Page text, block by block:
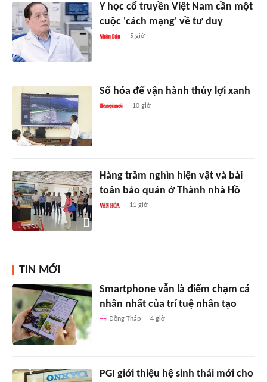
Y học cổ truyền Việt Nam cần một
cuộc 'cách mạng' về tư duy
5 giờ
Số hóa để vận hành thủy lợi xanh
10 giờ
Hàng trăm nghìn hiện vật và bài
toán bảo quản ở Thành nhà Hồ
11 giờ
TIN MỚI
Smartphone vẫn là điểm chạm cá
nhân nhất của trí tuệ nhân tạo
Đồng Tháp 4 giờ
PGI giới thiệu hệ sinh thái mới cho